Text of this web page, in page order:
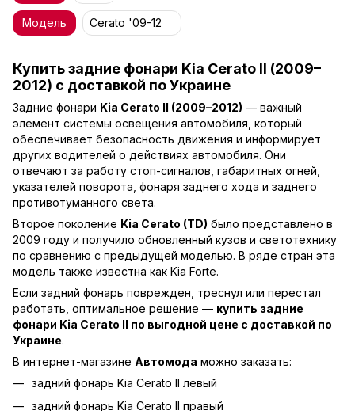
Купить задние фонари Kia Cerato II (2009–
2012) с доставкой по Украине
Задние фонари Kia Cerato II (2009–2012) — важный
элемент системы освещения автомобиля, который
обеспечивает безопасность движения и информирует
других водителей о действиях автомобиля. Они
отвечают за работу стоп-сигналов, габаритных огней,
указателей поворота, фонаря заднего хода и заднего
противотуманного света.
Второе поколение Kia Cerato (TD) было представлено в
2009 году и получило обновленный кузов и светотехнику
по сравнению с предыдущей моделью. В ряде стран эта
модель также известна как Kia Forte.
Если задний фонарь поврежден, треснул или перестал
работать, оптимальное решение — купить задние
фонари Kia Cerato II по выгодной цене с доставкой по
Украине.
В интернет-магазине Автомода можно заказать:
задний фонарь Kia Cerato II левый
задний фонарь Kia Cerato II правый
Модель Cerato '09-12